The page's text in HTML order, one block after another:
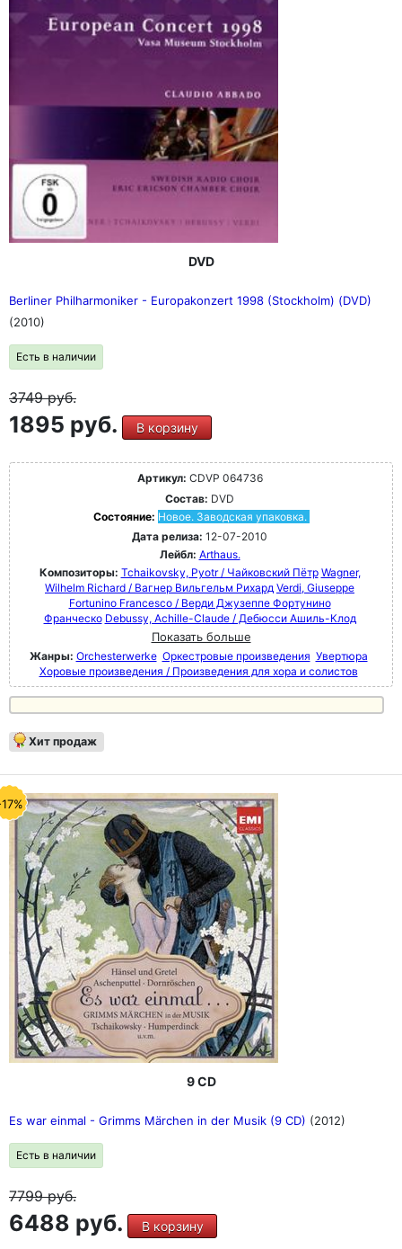
DVD
Berliner Philharmoniker - Europakonzert 1998 (Stockholm) (DVD)
(2010)
Есть в наличии
3749руб.
1895 руб. В корзину
Артикул: CDVP 064736
Состав: DVD
Состояние: Новое. Заводская упаковка.
Дата релиза: 12-07-2010
Лейбл: Arthaus.
Композиторы: Tchaikovsky, Pyotr / Чайковский Пётр Wagner,
Wilhelm Richard / Вагнер Вильгельм Рихард Verdi, Giuseppe
Fortunino Francesco / Верди Джузеппе Фортунино
Франческо Debussy, Achille-Claude / Дебюсси Ашиль-Клод
Показать больше
Жанры: Orchesterwerke Оркестровые произведения Увертюра
Хоровые произведения / Произведения для хора и солистов
Хит продаж
9 CD
Es war einmal - Grimms Märchen in der Musik (9 CD) (2012)
Есть в наличии
7799руб.
6488 руб. В корзину